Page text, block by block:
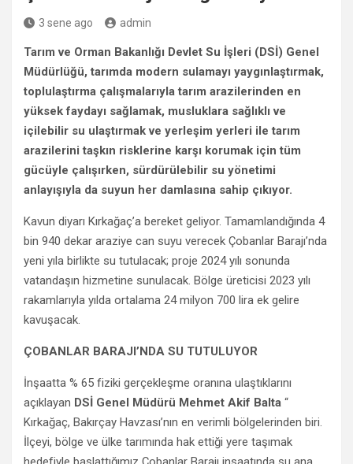
3 sene ago admin
Tarım ve Orman Bakanlığı Devlet Su İşleri (DSİ) Genel
Müdürlüğü, tarımda modern sulamayı yaygınlaştırmak,
toplulaştırma çalışmalarıyla tarım arazilerinden en
yüksek faydayı sağlamak, musluklara sağlıklı ve
içilebilir su ulaştırmak ve yerleşim yerleri ile tarım
arazilerini taşkın risklerine karşı korumak için tüm
gücüyle çalışırken, sürdürülebilir su yönetimi
anlayışıyla da suyun her damlasına sahip çıkıyor.
Kavun diyarı Kırkağaç’a bereket geliyor. Tamamlandığında 4
bin 940 dekar araziye can suyu verecek Çobanlar Barajı’nda
yeni yıla birlikte su tutulacak; proje 2024 yılı sonunda
vatandaşın hizmetine sunulacak. Bölge üreticisi 2023 yılı
rakamlarıyla yılda ortalama 24 milyon 700 lira ek gelire
kavuşacak.
ÇOBANLAR BARAJI’NDA SU TUTULUYOR
İnşaatta % 65 fiziki gerçekleşme oranına ulaştıklarını
açıklayan DSİ Genel Müdürü Mehmet Akif Balta “
Kırkağaç, Bakırçay Havzası’nın en verimli bölgelerinden biri.
İlçeyi, bölge ve ülke tarımında hak ettiği yere taşımak